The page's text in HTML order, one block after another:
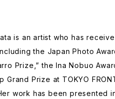
is an artist who has
the Japan Photo
Prize,” the Ina Nobuo
Grand Prize at TOKYO
work has been presented